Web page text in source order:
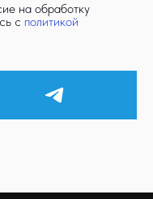
на обработку
c политикой